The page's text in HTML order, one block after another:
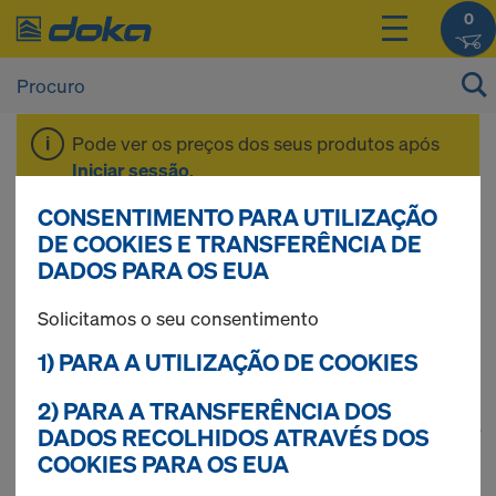
0
Pode ver os preços dos seus produtos após
Iniciar sessão.
Sistema de
ancoragem 15,0
56 produtos encontrados
CONSENTIMENTO PARA UTILIZAÇÃO
DE COOKIES E TRANSFERÊNCIA DE
DADOS PARA OS EUA
Solicitamos o seu consentimento
1) PARA A UTILIZAÇÃO DE COOKIES
2) PARA A TRANSFERÊNCIA DOS
DADOS RECOLHIDOS ATRAVÉS DOS
COOKIES PARA OS EUA